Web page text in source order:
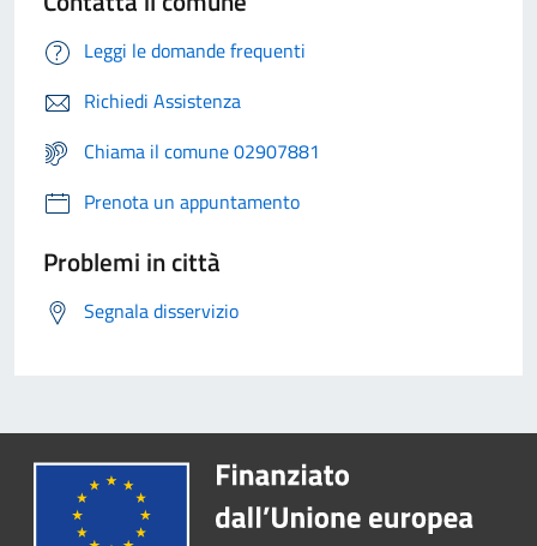
Leggi le domande frequenti
Richiedi Assistenza
Chiama il comune 02907881
Prenota un appuntamento
Problemi in città
Segnala disservizio